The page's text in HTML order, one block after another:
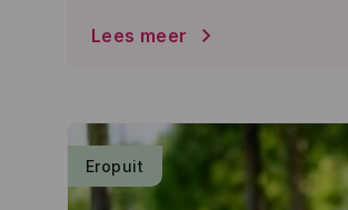
Lees meer
Eropuit